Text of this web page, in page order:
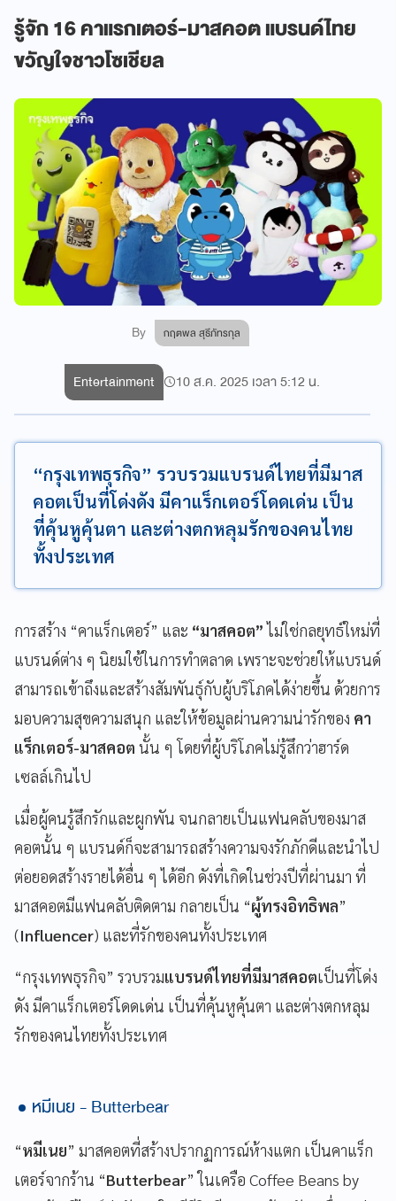
รู้จัก 16 คาแรกเตอร์-มาสคอต แบรนด์ไทย
ขวัญใจชาวโซเชียล
By กฤตพล สุธีภัทรกุล
Entertainment 10 ส.ค. 2025 เวลา 5:12 น.
“กรุงเทพธุรกิจ” รวบรวมแบรนด์ไทยที่มีมาส
คอตเป็นที่โด่งดัง มีคาแร็กเตอร์โดดเด่น เป็น
ที่คุ้นหูคุ้นตา และต่างตกหลุมรักของคนไทย
ทั้งประเทศ
การสร้าง “คาแร็กเตอร์” และ “มาสคอต”ไม่ใช่กลยุทธ์ใหม่ที่
แบรนด์ต่าง ๆ นิยมใช้ในการทำตลาด เพราะจะช่วยให้แบรนด์
สามารถเข้าถึงและสร้างสัมพันธุ์กับผู้บริโภคได้ง่ายขึ้น ด้วยการ
มอบความสุขความสนุก และให้ข้อมูลผ่านความน่ารักของ คา
แร็กเตอร์-มาสคอต นั้น ๆ โดยที่ผู้บริโภคไม่รู้สึกว่าฮาร์ด
เซลล์เกินไป
เมื่อผู้คนรู้สึกรักและผูกพัน จนกลายเป็นแฟนคลับของมาส
คอตนั้น ๆ แบรนด์ก็จะสามารถสร้างความจงรักภักดีและนำไป
ต่อยอดสร้างรายได้อื่น ๆ ได้อีก ดังที่เกิดในช่วงปีที่ผ่านมา ที่
มาสคอตมีแฟนคลับติดตาม กลายเป็น “ผู้ทรงอิทธิพล”
(Influencer) และที่รักของคนทั้งประเทศ
“กรุงเทพธุรกิจ” รวบรวมแบรนด์ไทยที่มีมาสคอตเป็นที่โด่ง
ดัง มีคาแร็กเตอร์โดดเด่น เป็นที่คุ้นหูคุ้นตา และต่างตกหลุม
รักของคนไทยทั้งประเทศ
หมีเนย - Butterbear
“หมีเนย” มาสคอตที่สร้างปรากฏการณ์ห้างแตก เป็นคาแร็ก
เตอร์จากร้าน “Butterbear” ในเครือ Coffee Beans by